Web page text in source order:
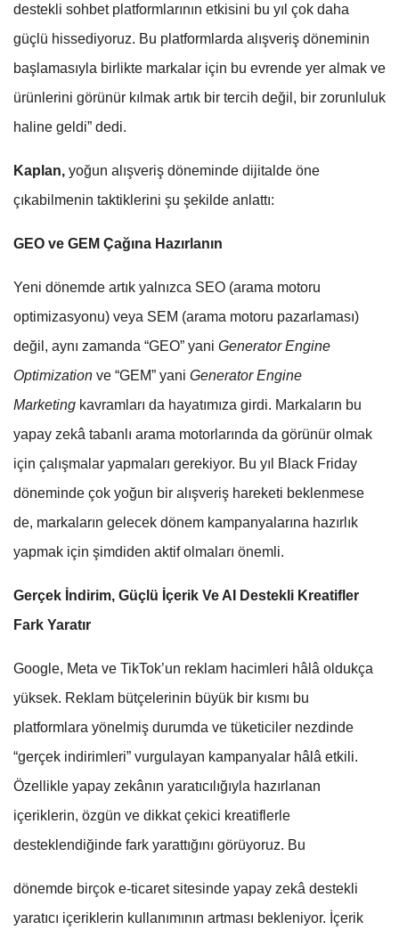
destekli sohbet platformlarının etkisini bu yıl çok daha
güçlü hissediyoruz. Bu platformlarda alışveriş döneminin
başlamasıyla birlikte markalar için bu evrende yer almak ve
ürünlerini görünür kılmak artık bir tercih değil, bir zorunluluk
haline geldi” dedi.
Kaplan, yoğun alışveriş döneminde dijitalde öne
çıkabilmenin taktiklerini şu şekilde anlattı:
GEO ve GEM Çağına Hazırlanın
Yeni dönemde artık yalnızca SEO (arama motoru
optimizasyonu) veya SEM (arama motoru pazarlaması)
değil, aynı zamanda “GEO” yani Generator Engine
Optimization ve “GEM” yani Generator Engine
Marketing kavramları da hayatımıza girdi. Markaların bu
yapay zekâ tabanlı arama motorlarında da görünür olmak
için çalışmalar yapmaları gerekiyor. Bu yıl Black Friday
döneminde çok yoğun bir alışveriş hareketi beklenmese
de, markaların gelecek dönem kampanyalarına hazırlık
yapmak için şimdiden aktif olmaları önemli.
Gerçek İndirim, Güçlü İçerik Ve AI Destekli Kreatifler
Fark Yaratır
Google, Meta ve TikTok’un reklam hacimleri hâlâ oldukça
yüksek. Reklam bütçelerinin büyük bir kısmı bu
platformlara yönelmiş durumda ve tüketiciler nezdinde
“gerçek indirimleri” vurgulayan kampanyalar hâlâ etkili.
Özellikle yapay zekânın yaratıcılığıyla hazırlanan
içeriklerin, özgün ve dikkat çekici kreatiflerle
desteklendiğinde fark yarattığını görüyoruz. Bu
dönemde birçok e-ticaret sitesinde yapay zekâ destekli
yaratıcı içeriklerin kullanımının artması bekleniyor. İçerik